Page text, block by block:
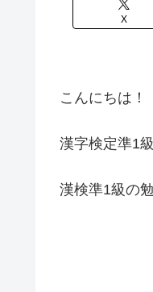
X
こんにちは！
漢字検定準1
漢検準1級の